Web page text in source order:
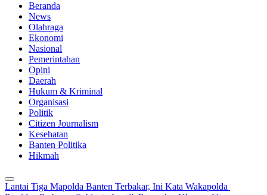
Beranda
News
Olahraga
Ekonomi
Nasional
Pemerintahan
Opini
Daerah
Hukum & Kriminal
Organisasi
Politik
Citizen Journalism
Kesehatan
Banten Politika
Hikmah
Lantai Tiga Mapolda Banten Terbakar, Ini Kata Wakapolda